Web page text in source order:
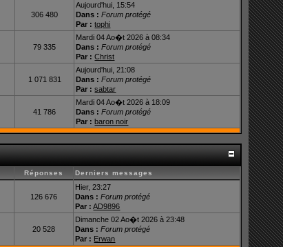
306 480
Aujourd'hui, 15:54
Dans : Forum protégé
Par : tophi
79 335
Mardi 04 Ao�t 2026 à 08:34
Dans : Forum protégé
Par : Christ
1 071 831
Aujourd'hui, 21:08
Dans : Forum protégé
Par : sabtar
41 786
Mardi 04 Ao�t 2026 à 18:09
Dans : Forum protégé
Par : baron noir
Réponses Derniers messages
126 676
Hier, 23:27
Dans : Forum protégé
Par : AD9896
20 528
Dimanche 02 Ao�t 2026 à 23:48
Dans : Forum protégé
Par : Erwan